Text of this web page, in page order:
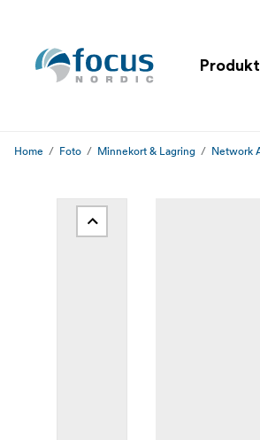
Home Foto Minnekort & Lagring Network